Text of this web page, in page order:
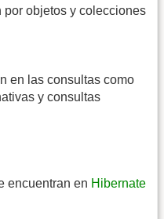
objetos y colecciones
en las consultas como
y consultas
encuentran en Hibernate